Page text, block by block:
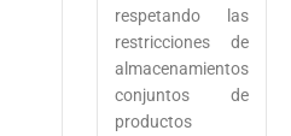
respetando las
restricciones de
almacenamientos
conjuntos de
productos